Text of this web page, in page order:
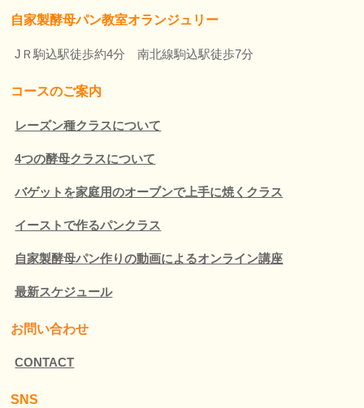
自家製酵母パン教室オランジュリー
JＲ駒込駅徒歩約4分 南北線駒込駅徒歩7分
コースのご案内
レーズン種クラスについて
4つの酵母クラスについて
バゲットを家庭用のオーブンで上手に焼くクラス
イーストで作るパンクラス
自家製酵母パン作りの動画によるオンライン講座
最新スケジュール
お問い合わせ
CONTACT
SNS